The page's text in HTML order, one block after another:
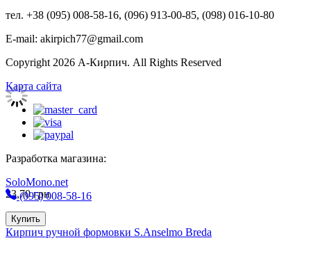
23,70грн
Купить
Кирпич ручной формовки S.Anselmo Breda
тел. +38 (095) 008-58-16, (096) 913-00-85, (098) 016-10-80
E-mail: akirpich77@gmail.com
Copyright 2026 А-Кирпич. All Rights Reserved
Карта сайта
Разработка магазина:
SoloMono.net
(095) 008-58-16